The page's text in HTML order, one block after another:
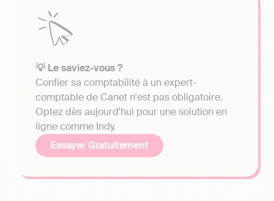
💡 Le saviez-vous ?
Confier sa comptabilité à un expert-
comptable de Canet n'est pas obligatoire.
Optez dès aujourd'hui pour une solution en
ligne comme Indy.
Essayer Gratuitement